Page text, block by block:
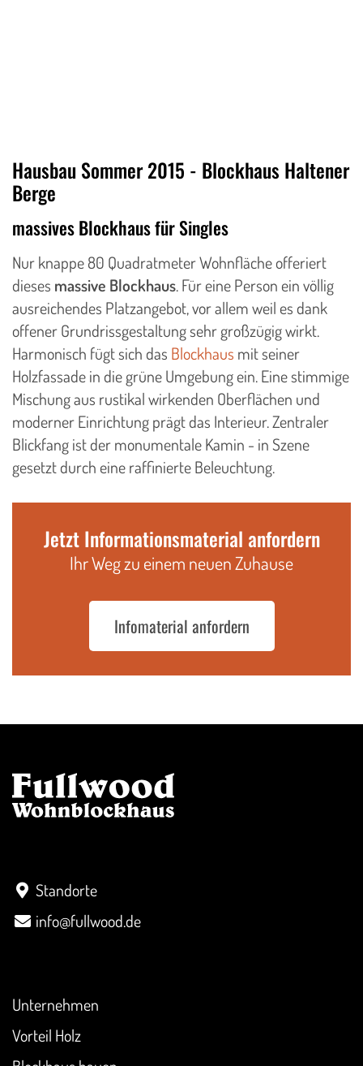
Hausbau Sommer 2015 - Blockhaus Haltener
Berge
massives Blockhaus für Singles
​Nur knappe 80 Quadratmeter Wohnfläche offeriert
dieses massive Blockhaus. Für eine Person ein völlig
ausreichendes Platzangebot, vor allem weil es dank
offener Grundrissgestaltung sehr großzügig wirkt.
Harmonisch fügt sich das Blockhaus mit seiner
Holzfassade in die grüne Umgebung ein. Eine stimmige
Mischung aus rustikal wirkenden Oberflächen und
moderner Einrichtung prägt das Interieur. Zentraler
Blickfang ist der monumentale Kamin - in Szene
gesetzt durch eine raffinierte Beleuchtung.
Jetzt Informationsmaterial anfordern
Ihr Weg zu einem neuen Zuhause
Infomaterial anfordern
Standorte
info@fullwood.de
Unternehmen
Vorteil Holz